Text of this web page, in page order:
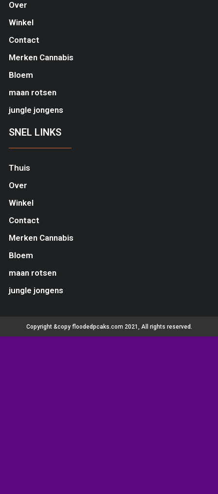
Over
Winkel
Contact
Merken Cannabis
Bloem
maan rotsen
jungle jongens
SNEL LINKS
Thuis
Over
Winkel
Contact
Merken Cannabis
Bloem
maan rotsen
jungle jongens
Copyright &copy floodedpcaks.com 2021, All rights reserved.